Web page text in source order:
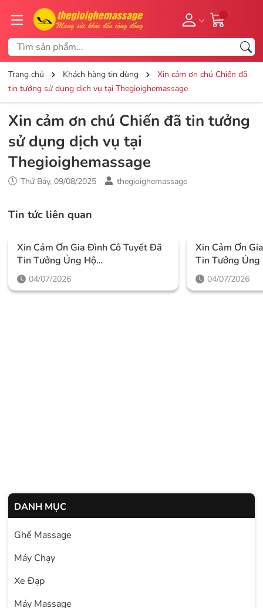
Trang chủ Khách hàng tin dùng
Xin cảm ơn chú Chiến đã
tin tưởng sử dụng dịch vụ tại Thegioighemassage
Xin cảm ơn chú Chiến đã tin tưởng
sử dụng dịch vụ tại
Thegioighemassage
Thứ Bảy, 09/08/2025 thegioighemassage
Tin tức liên quan
Xin Cảm Ơn Gia Đình Cô Tuyết Đã
Tin Tưởng Ủng Hộ
Thegioighemassage
04/07/2026
Xin Cảm Ơn
Tin Tưởng Ủng
04/07/2026
DANH MỤC
Ghế Massage
Máy Chạy
Xe Đạp
Máy Massage